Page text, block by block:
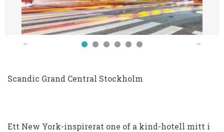
Scandic Grand Central Stockholm
Ett New York-inspirerat one of a kind-hotell mitt i